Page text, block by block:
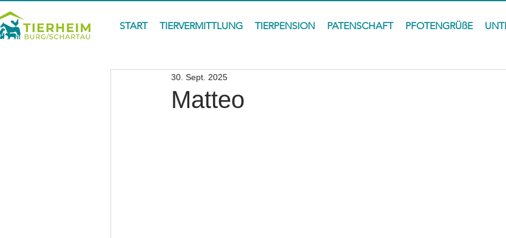
START TIERVERMITTLUNG TIERPENSION PATENSCHAFT PFOTENGRÜßE
Matteo
30. Sept. 2025